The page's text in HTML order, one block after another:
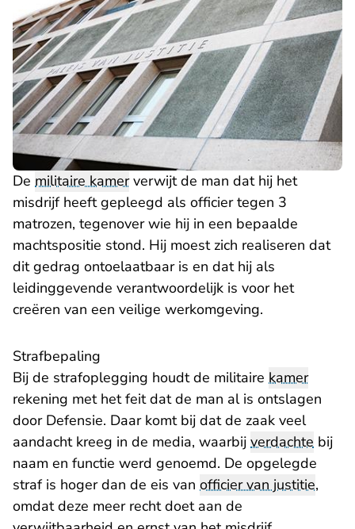
De militaire kamerverwijt de man dat hij het
misdrijf heeft gepleegd als officier tegen 3
matrozen, tegenover wie hij in een bepaalde
machtspositie stond. Hij moest zich realiseren dat
dit gedrag ontoelaatbaar is en dat hij als
leidinggevende verantwoordelijk is voor het
creëren van een veilige werkomgeving.
Strafbepaling
Bij de strafoplegging houdt de militaire kamer
rekening met het feit dat de man al is ontslagen
door Defensie. Daar komt bij dat de zaak veel
aandacht kreeg in de media, waarbij verdachte bij
naam en functie werd genoemd. De opgelegde
straf is hoger dan de eis van officier van justitie,
omdat deze meer recht doet aan de